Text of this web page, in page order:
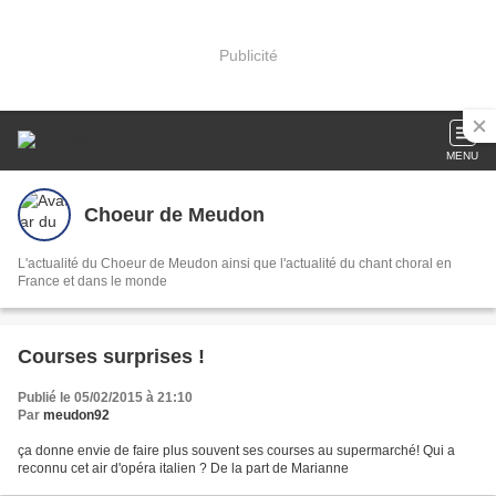
Publicité
MENU
Choeur de Meudon
L'actualité du Choeur de Meudon ainsi que l'actualité du chant choral en
France et dans le monde
Courses surprises !
Publié le 05/02/2015 à 21:10
Par meudon92
ça donne envie de faire plus souvent ses courses au supermarché! Qui a
reconnu cet air d'opéra italien ? De la part de Marianne